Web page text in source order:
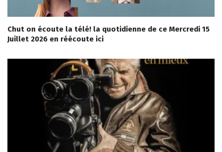
Chut on écoute la télé! la quotidienne de ce Mercredi 15
Juillet 2026 en réécoute ici